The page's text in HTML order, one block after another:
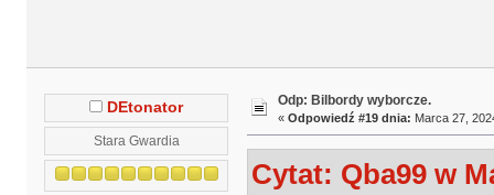
DEtonator
Stara Gwardia
Odp: Bilbordy wyborcze.
« Odpowiedź #19 dnia: Marca 27,
Cytat: Qba99 w